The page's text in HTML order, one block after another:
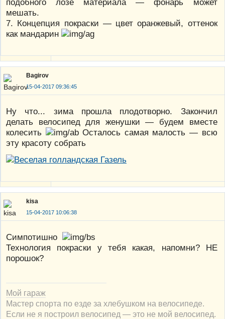
мешать.
7. Концепция покраски — цвет оранжевый, оттенок
как мандарин
Bagirov
15-04-2017 09:36:45
Ну что... зима прошла плодотворно. Закончил
делать велосипед для женушки — будем вместе
колесить
Осталось самая малость — всю
эту красоту собрать
kisa
15-04-2017 10:06:38
Симпотишно
Технология покраски у тебя какая, напомни? НЕ
порошок?
Мой гараж
Мастер спорта по езде за хлебушком на велосипеде.
Если не я построил велосипед — это не мой велосипед.